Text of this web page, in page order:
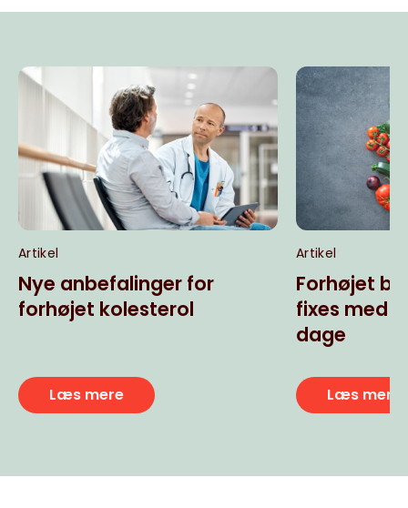
Artikel
Nye anbefalinger for
forhøjet kolesterol
Læs mere
Artikel
Forhøjet
fixes med
dage
Læs mere